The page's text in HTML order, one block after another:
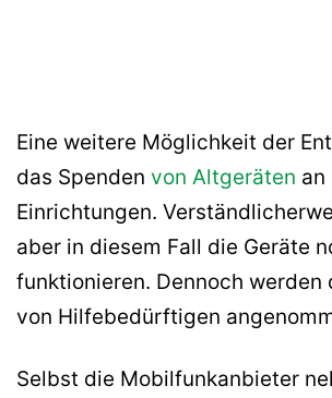
Eine weitere Möglichkeit der
das Spenden von Altgeräten an
Einrichtungen.
aber in diesem Fall die Geräte
funktionieren. Dennoch werden
von Hilfebedürftigen
Selbst die Mobilfunkanbieter